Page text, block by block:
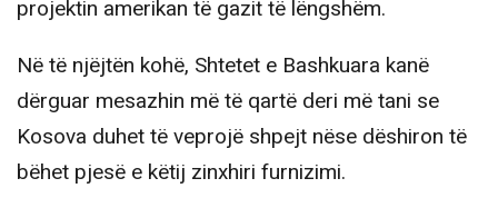
projektin amerikan të gazit të lëngshëm.
Në të njëjtën kohë, Shtetet e Bashkuara kanë
dërguar mesazhin më të qartë deri më tani se
Kosova duhet të veprojë shpejt nëse dëshiron të
bëhet pjesë e këtij zinxhiri furnizimi.